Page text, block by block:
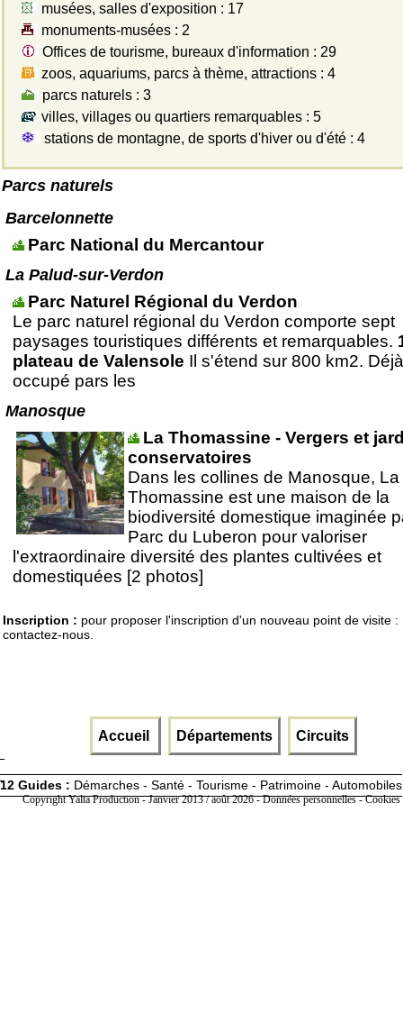
musées, salles d'exposition : 17
monuments-musées : 2
Offices de tourisme, bureaux d'information : 29
zoos, aquariums, parcs à thème, attractions : 4
parcs naturels : 3
villes, villages ou quartiers remarquables : 5
stations de montagne, de sports d'hiver ou d'été : 4
Parcs naturels
Barcelonnette
Parc National du Mercantour
La Palud-sur-Verdon
Parc Naturel Régional du Verdon
Le parc naturel régional du Verdon comporte sept
paysages touristiques différents et remarquables.
plateau de Valensole Il s'étend sur 800 km2. Déjà
occupé pars les
Manosque
La Thomassine - Vergers et
conservatoires
Dans les collines de Manosque, La
Thomassine est une maison de la
biodiversité domestique imaginée
Parc du Luberon pour valoriser
l'extraordinaire diversité des plantes cultivées et
domestiquées [2 photos]
Inscription : pour proposer l'inscription d'un nouveau point de visite :
contactez-nous.
Accueil Départements Circuits
12 Guides : Démarches - Santé - Tourisme - Patrimoine - Automobiles
Copyright Yalta Production - Janvier 2013 / août 2026 -Données personnelles -